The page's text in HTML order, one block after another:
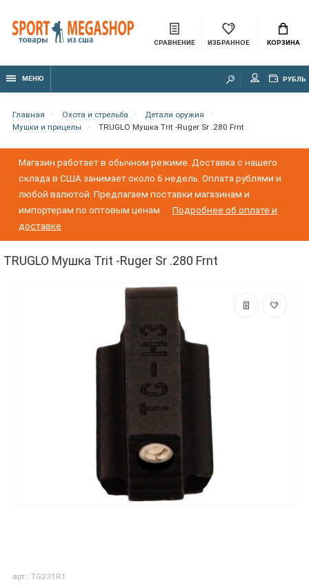
СРАВНЕНИЕ ИЗБРАННОЕ КОРЗИНА
МЕНЮ РУБЛЬ
Главная Охота и стрельба
Детали оружия
Мушки и прицелы
TRUGLO Мушка Trit -Ruger Sr .280 Frnt
Магазин работает в обычном режиме. Доставка с нашего
склада в США занимает около 6 недель. Оплата рублями и
любой валютой. Предлагаем поставки магазинам и
импортерам по оптовым ценам
Подробнее об оплате и
доставке
TRUGLO Мушка Trit -Ruger Sr .280 Frnt
арт.: TG231R1